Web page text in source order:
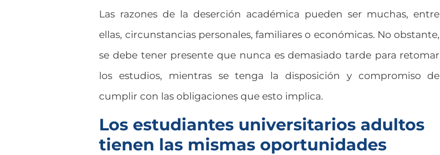
Las razones de la deserción académica pueden ser muchas, entre
ellas, circunstancias personales, familiares o económicas. No obstante,
se debe tener presente que nunca es demasiado tarde para retomar
los estudios, mientras se tenga la disposición y compromiso de
cumplir con las obligaciones que esto implica.
Los estudiantes universitarios adultos
tienen las mismas oportunidades